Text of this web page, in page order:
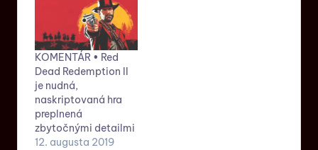
KOMENTÁR • Red
Dead Redemption II
je nudná,
naskriptovaná hra
preplnená
zbytočnými detailmi
12. augusta 2019